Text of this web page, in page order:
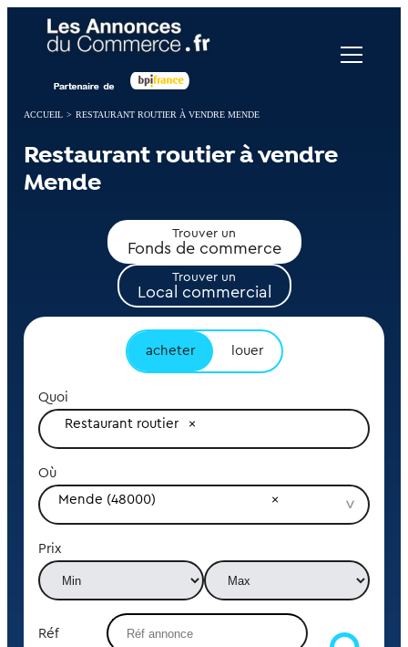
ACCUEIL > RESTAURANT ROUTIER À VENDRE MENDE
Restaurant routier à vendre
Mende
Trouver un
Fonds de commerce
Trouver un
Local commercial
acheter louer
Quoi
Restaurant routier
Où
Mende (48000)
Prix
Réf
Panneau de gestion des cookies